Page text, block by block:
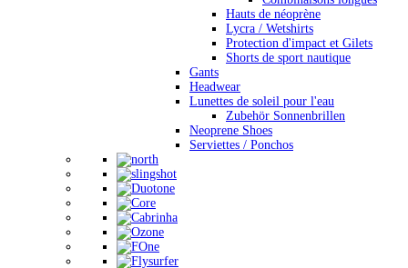
Hauts de néoprène
Lycra / Wetshirts
Protection d'impact et Gilets
Shorts de sport nautique
Gants
Headwear
Lunettes de soleil pour l'eau
Zubehör Sonnenbrillen
Neoprene Shoes
Serviettes / Ponchos